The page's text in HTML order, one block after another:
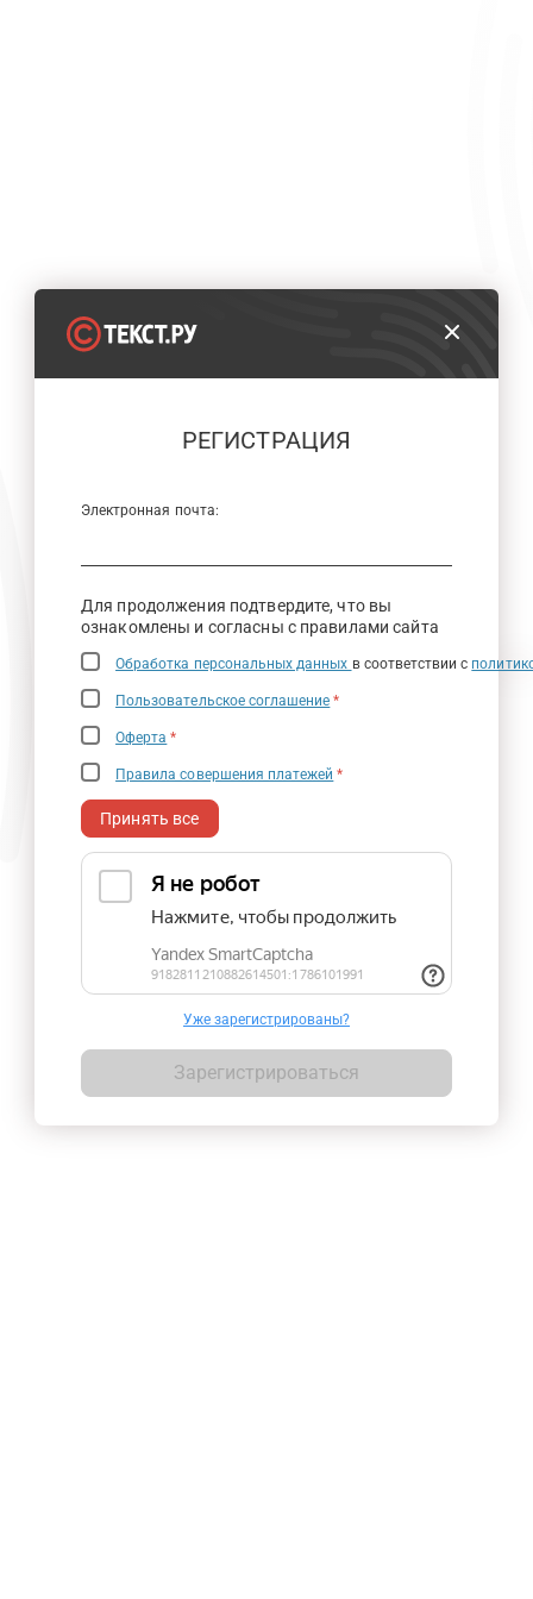
РЕГИСТРАЦИЯ
Электронная почта:
Для продолжения подтвердите, что вы
ознакомлены и согласны с правилами сайта
Обработка персональных данных в соответствии с
Пользовательское соглашение *
Оферта *
Правила совершения платежей *
Принять все
Уже зарегистрированы?
Зарегистрироваться